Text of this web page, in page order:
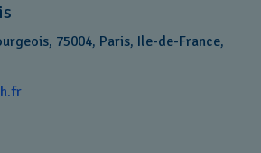
75004, Paris, Ile-de-France,